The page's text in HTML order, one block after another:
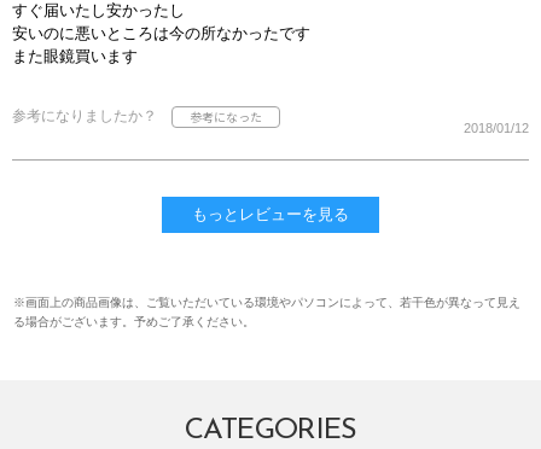
すぐ届いたし安かったし
安いのに悪いところは今の所なかったです
また眼鏡買います
参考になりましたか？
2018/01/12
もっとレビューを見る
※画面上の商品画像は、ご覧いただいている環境やパソコンによって、若干色が異なって見え
る場合がございます。予めご了承ください。
CATEGORIES